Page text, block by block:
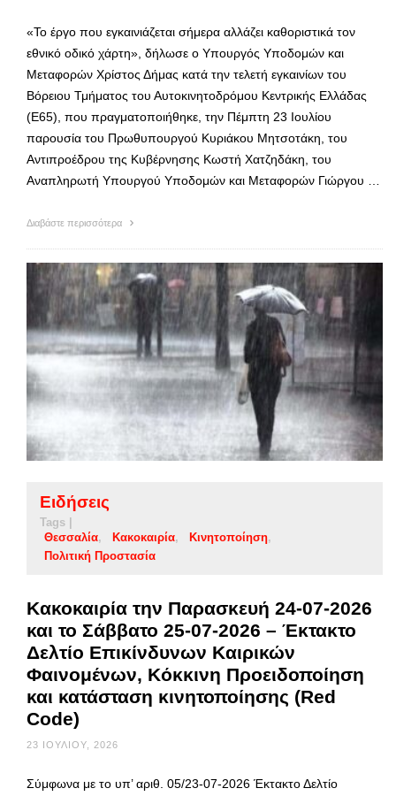
«Το έργο που εγκαινιάζεται σήμερα αλλάζει καθοριστικά τον
εθνικό οδικό χάρτη», δήλωσε ο Υπουργός Υποδομών και
Μεταφορών Χρίστος Δήμας κατά την τελετή εγκαινίων του
Βόρειου Τμήματος του Αυτοκινητοδρόμου Κεντρικής Ελλάδας
(Ε65), που πραγματοποιήθηκε, την Πέμπτη 23 Ιουλίου
παρουσία του Πρωθυπουργού Κυριάκου Μητσοτάκη, του
Αντιπροέδρου της Κυβέρνησης Κωστή Χατζηδάκη, του
Αναπληρωτή Υπουργού Υποδομών και Μεταφορών Γιώργου …
Διαβάστε περισσότερα
Ειδήσεις
Tags |
Θεσσαλία
Κακοκαιρία
Κινητοποίηση
Πολιτική Προστασία
Κακοκαιρία την Παρασκευή 24-07-2026
και το Σάββατο 25-07-2026 – Έκτακτο
Δελτίο Επικίνδυνων Καιρικών
Φαινομένων, Κόκκινη Προειδοποίηση
και κατάσταση κινητοποίησης (Red
Code)
23 ΙΟΥΛΊΟΥ, 2026
Σύμφωνα με το υπ’ αριθ. 05/23-07-2026 Έκτακτο Δελτίο